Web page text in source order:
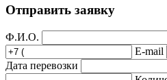
Отправить заявку
Ф.И.О.
E-mail
Дата перевозки